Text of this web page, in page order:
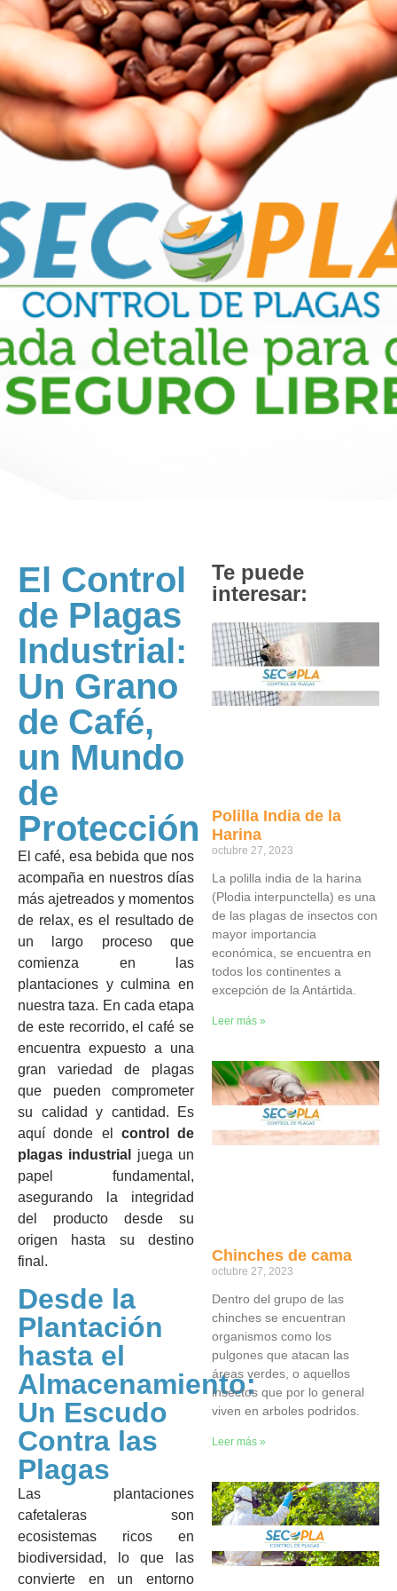
El Control
de Plagas
Industrial:
Un Grano
de Café,
un Mundo
de
Protección
El café, esa bebida que nos
acompaña en nuestros días
más ajetreados y momentos
de relax, es el resultado de
un largo proceso que
comienza en las
plantaciones y culmina en
nuestra taza. En cada etapa
de este recorrido, el café se
encuentra expuesto a una
gran variedad de plagas
que pueden comprometer
su calidad y cantidad. Es
aquí donde el control de
plagas industrial
juega un
papel fundamental,
asegurando la integridad
del producto desde su
origen hasta su destino
final.
Desde la
Plantación
hasta el
Almacenamiento:
Un Escudo
Contra las
Plagas
Las plantaciones
cafetaleras son
ecosistemas ricos en
biodiversidad, lo que las
convierte en un entorno
Te puede
interesar:
Polilla India de la
Harina
octubre 27, 2023
La polilla india de la harina
(Plodia interpunctella) es una
de las plagas de insectos con
mayor importancia
económica, se encuentra en
todos los continentes a
excepción de la Antártida.
Leer más »
Chinches de cama
octubre 27, 2023
Dentro del grupo de las
chinches se encuentran
organismos como los
pulgones que atacan las
áreas verdes, o aquellos
insectos que por lo general
viven en arboles podridos.
Leer más »